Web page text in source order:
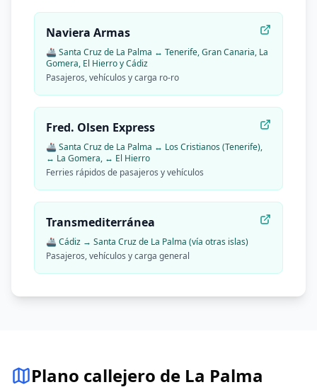
Naviera Armas
🚢 Santa Cruz de La Palma ↔ Tenerife, Gran Canaria, La
Gomera, El Hierro y Cádiz
Pasajeros, vehículos y carga ro-ro
Fred. Olsen Express
🚢 Santa Cruz de La Palma ↔ Los Cristianos (Tenerife),
↔ La Gomera, ↔ El Hierro
Ferries rápidos de pasajeros y vehículos
Transmediterránea
🚢 Cádiz → Santa Cruz de La Palma (vía otras islas)
Pasajeros, vehículos y carga general
Plano callejero de La Palma